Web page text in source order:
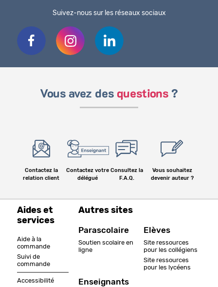
Suivez-nous sur les réseaux sociaux
Vous avez des questions ?
Contactez la
relation client
Contactez votre
délégué
Consultez la
F.A.Q.
Vous souhaitez
devenir auteur ?
Aides et
services
Aide à la
commande
Suivi de
commande
Accessibilité
Autres sites
Parascolaire
Soutien scolaire en
ligne
Enseignants
Elèves
Site ressources
pour les collégiens
Site ressources
pour les lycéens